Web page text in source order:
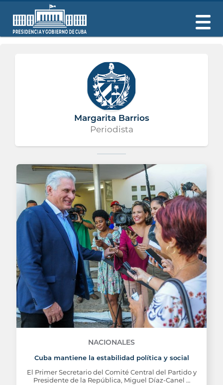
Margarita Barrios
Periodista
NACIONALES
Cuba mantiene la estabilidad política y social
El Primer Secretario del Comité Central del Partido y
Presidente de la República, Miguel Díaz-Canel …